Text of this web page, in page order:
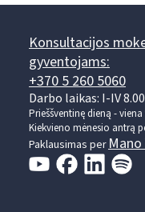
Konsultacijos
gyventojams:
+370 5 260 5060
Darbo laikas: I-IV
Prieššventinę dieną -
Kiekvieno mėnesio antrą
Paklausimas per Mano